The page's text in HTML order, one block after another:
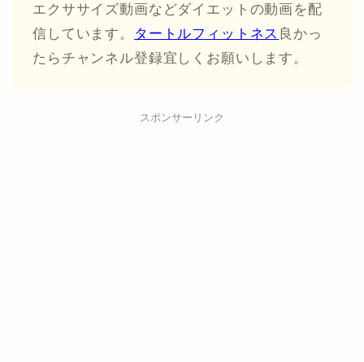
エクササイズ動画などダイエットの動画を配
信しています。
タートルフィットネス 良かっ
たらチャンネル登録宜しくお願いします。
スポンサーリンク